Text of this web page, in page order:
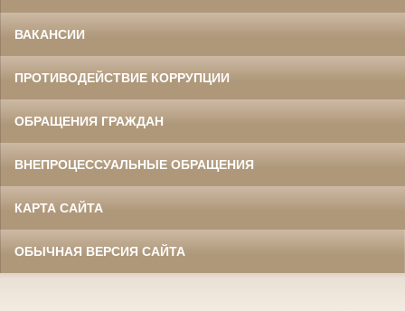
ВАКАНСИИ
ПРОТИВОДЕЙСТВИЕ КОРРУПЦИИ
ОБРАЩЕНИЯ ГРАЖДАН
ВНЕПРОЦЕССУАЛЬНЫЕ ОБРАЩЕНИЯ
КАРТА САЙТА
ОБЫЧНАЯ ВЕРСИЯ САЙТА